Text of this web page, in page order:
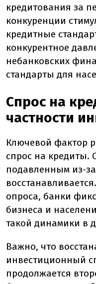
кредитования за
конкуренции
кредитные
конкурентное
небанковских
стандарты для
Спрос на
частности
Ключевой фактор
спрос на кредиты.
подавленным из-
опроса, банки
бизнеса и
такой динамики в
Важно, что
инвестиционный
продолжается